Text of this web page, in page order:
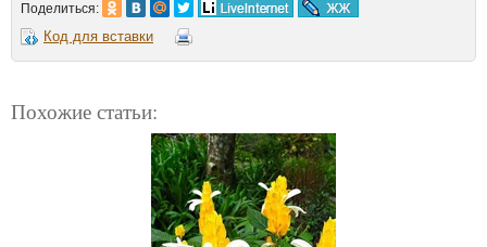
Поделиться:
Код для вставки
Похожие статьи: